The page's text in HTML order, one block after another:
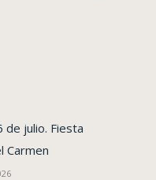
de julio. Fiesta
Carmen